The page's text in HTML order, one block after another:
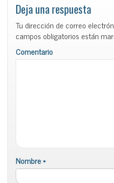
Deja una respuesta
Tu dirección de correo
campos obligatorios están
Comentario
Nombre*